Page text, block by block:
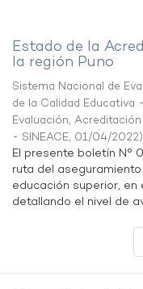
Estado de la
la región Puno
Sistema Nacional de
de la Calidad Educativa
Evaluación,
- SINEACE, 01/04/2022)
El presente boletín N°
ruta del
educación superior, en
detallando el nivel de